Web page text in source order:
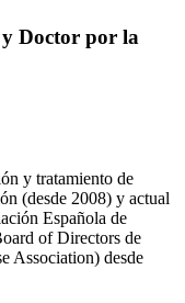
Doctor por la
y tratamiento de
(desde 2008) y actual
Española de
of Directors de
Association) desde